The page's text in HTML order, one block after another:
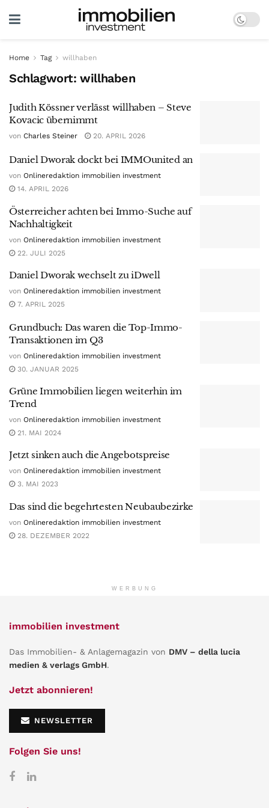
Home Tag willhaben
Schlagwort:willhaben
Judith Kössner verlässt willhaben – Steve
Kovacic übernimmt
von Charles Steiner 20. APRIL 2026
Daniel Dworak dockt bei IMMOunited an
von Onlineredaktion immobilien investment
14. APRIL 2026
Österreicher achten bei Immo-Suche auf
Nachhaltigkeit
von Onlineredaktion immobilien investment
22. JULI 2025
Daniel Dworak wechselt zu iDwell
von Onlineredaktion immobilien investment
7. APRIL 2025
Grundbuch: Das waren die Top-Immo-
Transaktionen im Q3
von Onlineredaktion immobilien investment
30. JANUAR 2025
Grüne Immobilien liegen weiterhin im
Trend
von Onlineredaktion immobilien investment
21. MAI 2024
Jetzt sinken auch die Angebotspreise
von Onlineredaktion immobilien investment
3. MAI 2023
Das sind die begehrtesten Neubaubezirke
von Onlineredaktion immobilien investment
28. DEZEMBER 2022
WERBUNG
immobilien investment
Das Immobilien- & Anlagemagazin von DMV – della lucia
medien & verlags GmbH.
Jetzt abonnieren!
NEWSLETTER
Folgen Sie uns!